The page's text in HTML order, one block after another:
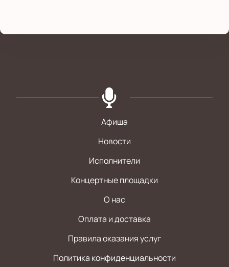
Афиша
Новости
Исполнители
Концертные площадки
О нас
Оплата и доставка
Правила оказания услуг
Политика конфиденциальности